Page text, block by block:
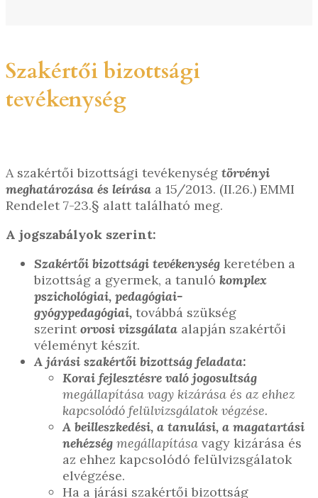
Szakértői bizottsági
tevékenység
A szakértői bizottsági tevékenység törvényi
meghatározása és leírása a 15/2013. (II.26.) EMMI
Rendelet 7-23.§ alatt található meg.
A jogszabályok szerint:
Szakértői bizottsági tevékenység keretében a
bizottság a gyermek, a tanuló komplex
pszichológiai, pedagógiai-
gyógypedagógiai, továbbá szükség
szerint orvosi vizsgálata alapján szakértői
véleményt készít.
A járási szakértői bizottság feladata:
Korai fejlesztésre való jogosultság
megállapítása vagy kizárása és az ehhez
kapcsolódó felülvizsgálatok végzése.
A beilleszkedési, a tanulási, a magatartási
nehézség megállapítása vagy kizárása és
az ehhez kapcsolódó felülvizsgálatok
elvégzése.
Ha a járási szakértői bizottság